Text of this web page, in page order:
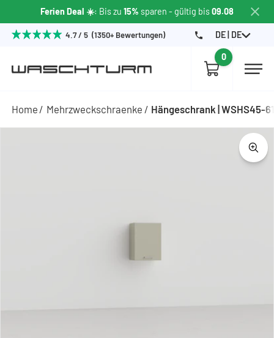
Ferien Deal ☀️: Bis zu 15% sparen - gültig bis09.08
4.7 / 5 (1350+ Bewertungen) DE | DE
0
Home Mehrzweckschraenke Hängeschrank | WSHS45-